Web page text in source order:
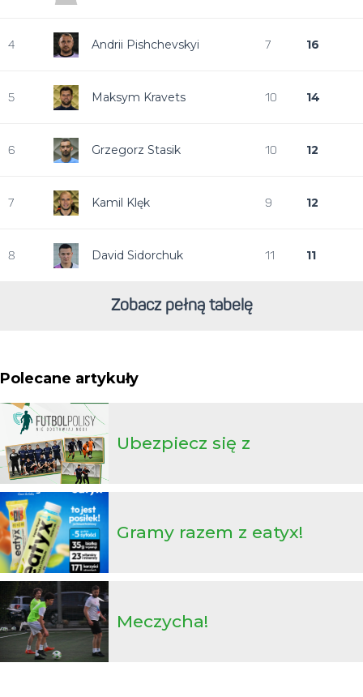
4 Andrii Pishchevskyi 7 16
5 Maksym Kravets 10 14
6 Grzegorz Stasik 10 12
7 Kamil Klęk 9 12
8 David Sidorchuk 11 11
Zobacz pełną tabelę
Polecane artykuły
Ubezpiecz się z
futbolpolisy.pl!
Gramy razem z eatyx!
Meczycha!